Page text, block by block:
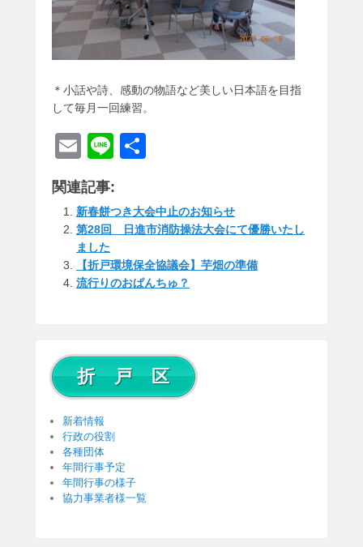
＊小話や詩、感動の物語など美しい日本語を目指
して毎月一回練習。
E
m
ail
Li
e
関連記事:
新春餅つき大会中止のお知らせ
第28回 日進市消防操法大会にて優勝いたし
ました
【折戸環境保全協議会】芋畑の準備
流行りのおぱんちゅ？
折 戸 区
新着情報
行政の役割
各種団体
年間行事予定
年間行事の様子
協力事業者様一覧